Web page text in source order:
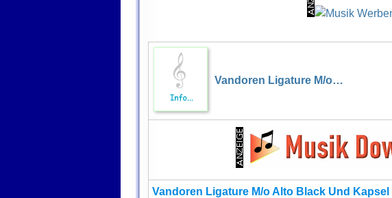
Vandoren Ligature M/o…
Vandoren Ligature M/o Alto Black Und